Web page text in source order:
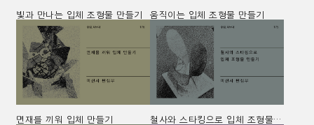
빛과 만나는 입체 조형물 만들기 움직이는 입체 조형물 만들기
면재를 끼워 입체 만들기 철사와 스타킹으로 입체 조형물 만들기